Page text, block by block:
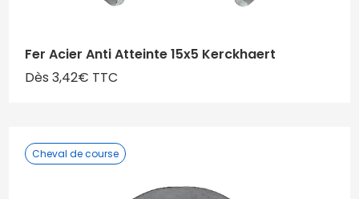
Fer Acier Anti Atteinte 15x5 Kerckhaert
Dès 3,42€ TTC
Cheval de course